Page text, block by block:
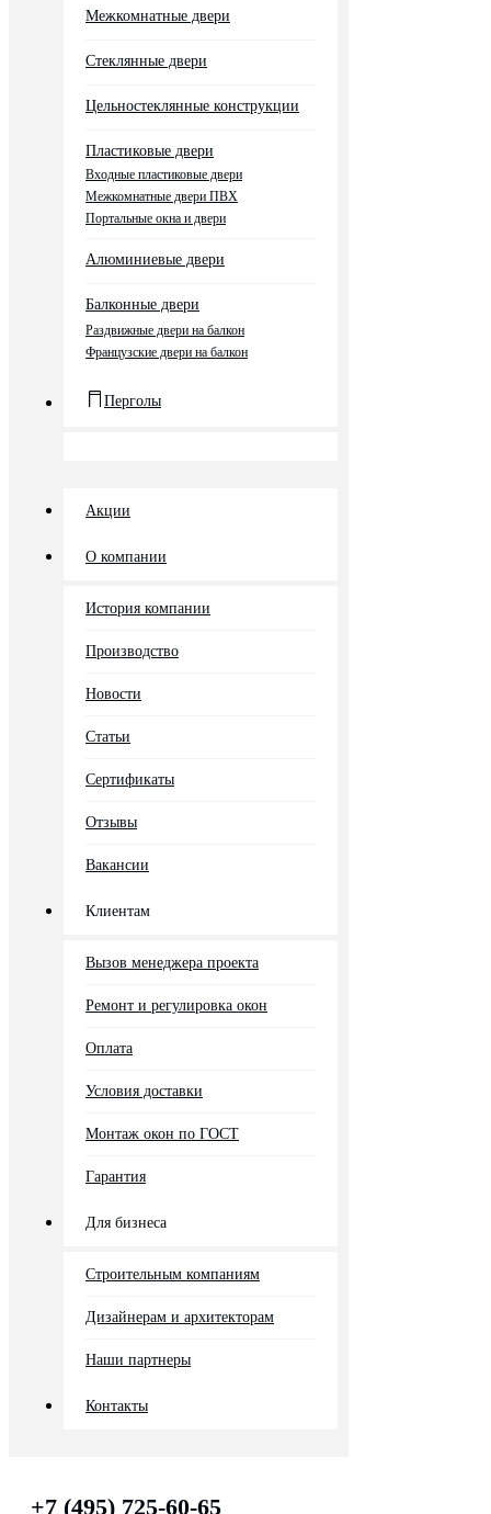
Межкомнатные двери
Стеклянные двери
Цельностеклянные конструкции
Пластиковые двери
Входные пластиковые двери
Межкомнатные двери ПВХ
Портальные окна и двери
Алюминиевые двери
Балконные двери
Раздвижные двери на балкон
Французские двери на балкон
Перголы
Акции
О компании
История компании
Производство
Новости
Статьи
Сертификаты
Отзывы
Вакансии
Клиентам
Вызов менеджера проекта
Ремонт и регулировка окон
Оплата
Условия доставки
Монтаж окон по ГОСТ
Гарантия
Для бизнеса
Строительным компаниям
Дизайнерам и архитекторам
Наши партнеры
Контакты
+7 (495) 725-60-65